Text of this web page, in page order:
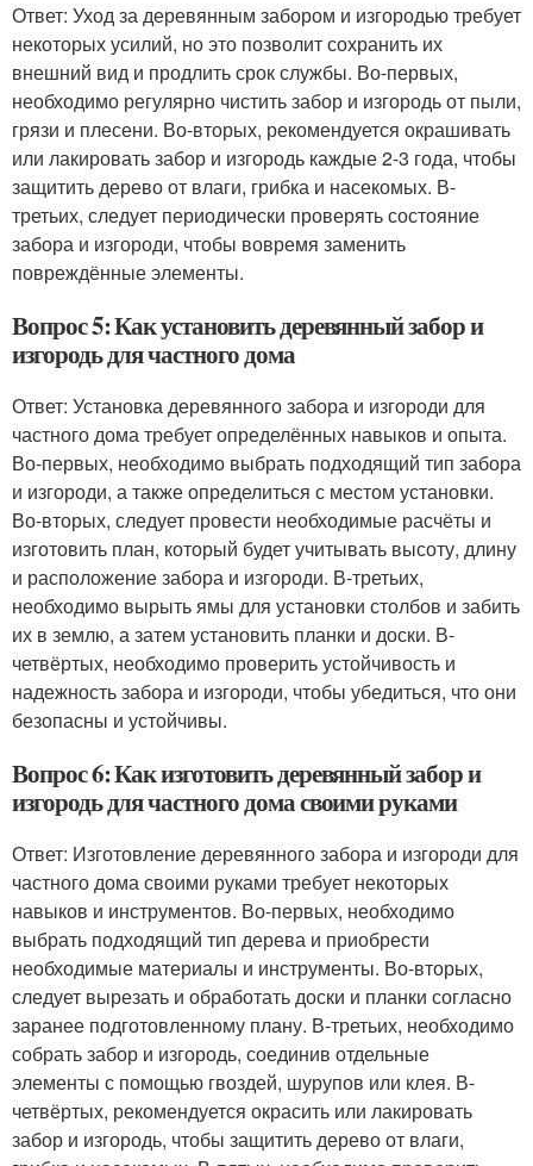
Ответ: Уход за деревянным забором и изгородью требует
некоторых усилий, но это позволит сохранить их
внешний вид и продлить срок службы. Во-первых,
необходимо регулярно чистить забор и изгородь от пыли,
грязи и плесени. Во-вторых, рекомендуется окрашивать
или лакировать забор и изгородь каждые 2-3 года, чтобы
защитить дерево от влаги, грибка и насекомых. В-
третьих, следует периодически проверять состояние
забора и изгороди, чтобы вовремя заменить
повреждённые элементы.
Вопрос 5: Как установить деревянный забор и
изгородь для частного дома
Ответ: Установка деревянного забора и изгороди для
частного дома требует определённых навыков и опыта.
Во-первых, необходимо выбрать подходящий тип забора
и изгороди, а также определиться с местом установки.
Во-вторых, следует провести необходимые расчёты и
изготовить план, который будет учитывать высоту, длину
и расположение забора и изгороди. В-третьих,
необходимо вырыть ямы для установки столбов и забить
их в землю, а затем установить планки и доски. В-
четвёртых, необходимо проверить устойчивость и
надежность забора и изгороди, чтобы убедиться, что они
безопасны и устойчивы.
Вопрос 6: Как изготовить деревянный забор и
изгородь для частного дома своими руками
Ответ: Изготовление деревянного забора и изгороди для
частного дома своими руками требует некоторых
навыков и инструментов. Во-первых, необходимо
выбрать подходящий тип дерева и приобрести
необходимые материалы и инструменты. Во-вторых,
следует вырезать и обработать доски и планки согласно
заранее подготовленному плану. В-третьих, необходимо
собрать забор и изгородь, соединив отдельные
элементы с помощью гвоздей, шурупов или клея. В-
четвёртых, рекомендуется окрасить или лакировать
забор и изгородь, чтобы защитить дерево от влаги,